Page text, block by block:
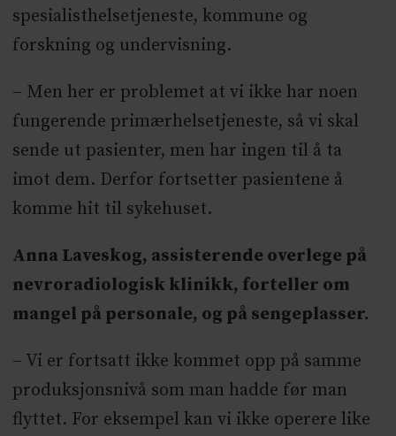
spesialisthelsetjeneste, kommune og
forskning og undervisning.
– Men her er problemet at vi ikke har noen
fungerende primærhelsetjeneste, så vi skal
sende ut pasienter, men har ingen til å ta
imot dem. Derfor fortsetter pasientene å
komme hit til sykehuset.
Anna Laveskog, assisterende overlege på
nevroradiologisk klinikk, forteller om
mangel på personale, og på sengeplasser.
– Vi er fortsatt ikke kommet opp på samme
produksjonsnivå som man hadde før man
flyttet. For eksempel kan vi ikke operere like